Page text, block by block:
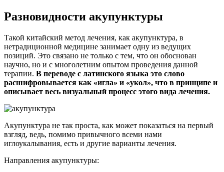
Разновидности акупунктуры
Такой китайский метод лечения, как акупунктура, в
нетрадиционной медицине занимает одну из ведущих
позиций. Это связано не только с тем, что он обоснован
научно, но и с многолетним опытом проведения данной
терапии. В переводе с латинского языка это слово
расшифровывается как «игла» и «укол», что в принципе и
описывает весь визуальный процесс этого вида лечения.
Акупунктура не так проста, как может показаться на первый
взгляд, ведь, помимо привычного всеми нами
иглоукалывания, есть и другие варианты лечения.
Направления акупунктуры: